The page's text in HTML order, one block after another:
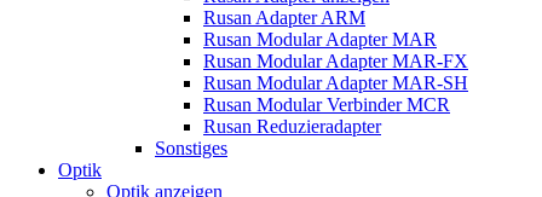
Rusan Adapter ARM
Rusan Modular Adapter MAR
Rusan Modular Adapter MAR-FX
Rusan Modular Adapter MAR-SH
Rusan Modular Verbinder MCR
Rusan Reduzieradapter
Sonstiges
Optik
Optik anzeigen